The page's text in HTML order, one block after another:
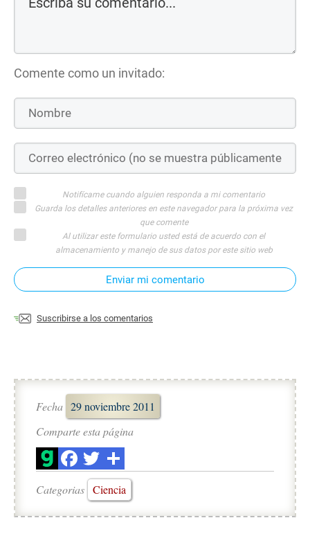
Comente como un invitado:
Notifícame cuando alguien responda a mi comentario
Guarda los detalles anteriores en este navegador para la próxima vez
que comente
Al utilizar este formulario usted está de acuerdo con el
almacenamiento y manejo de sus datos por este sitio web
Enviar mi comentario
Suscribirse a los comentarios
Fecha 29 noviembre 2011
Comparte esta página
Categorias Ciencia